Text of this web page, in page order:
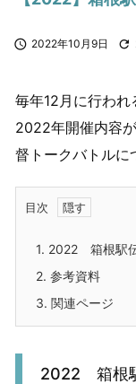
 2022年10月9日 
毎年12月に行わ
2022年開催内容
督トークバトルに
目次
1. 2022 箱根駅
2. 参考資料
3. 関連ページ
2022 箱根